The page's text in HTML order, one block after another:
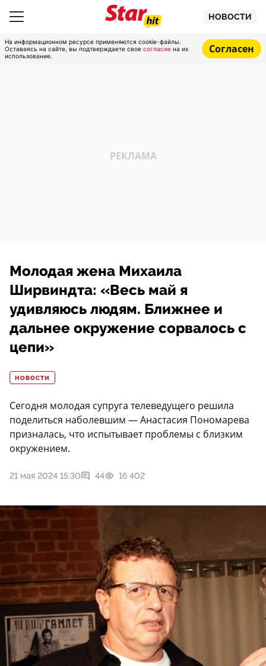
НОВОСТИ
На информационном ресурсе применяются cookie-файлы.
Оставаясь на сайте, вы подтверждаете свое согласие на их
использование.
Согласен
Молодая жена Михаила
Ширвиндта: «Весь май я
удивляюсь людям. Ближнее и
дальнее окружение сорвалось с
цепи»
НОВОСТИ
Сегодня молодая супруга телеведущего решила
поделиться наболевшим — Анастасия Пономарева
призналась, что испытывает проблемы с близким
окружением.
21 мая 2024 15:30 44 16 402